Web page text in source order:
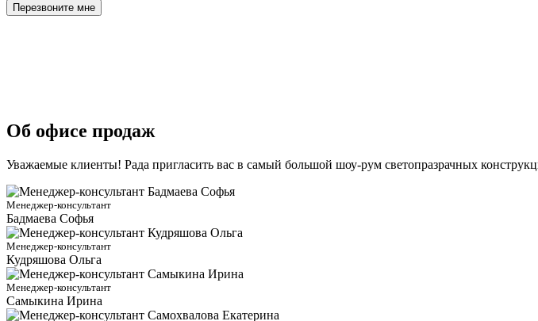
Перезвоните мне
Об офисе продаж
Уважаемые клиенты! Рада пригласить вас в самый большой шоу-рум светопразрачных
Менеджер-консультант
Бадмаева Софья
Менеджер-консультант
Кудряшова Ольга
Менеджер-консультант
Самыкина Ирина